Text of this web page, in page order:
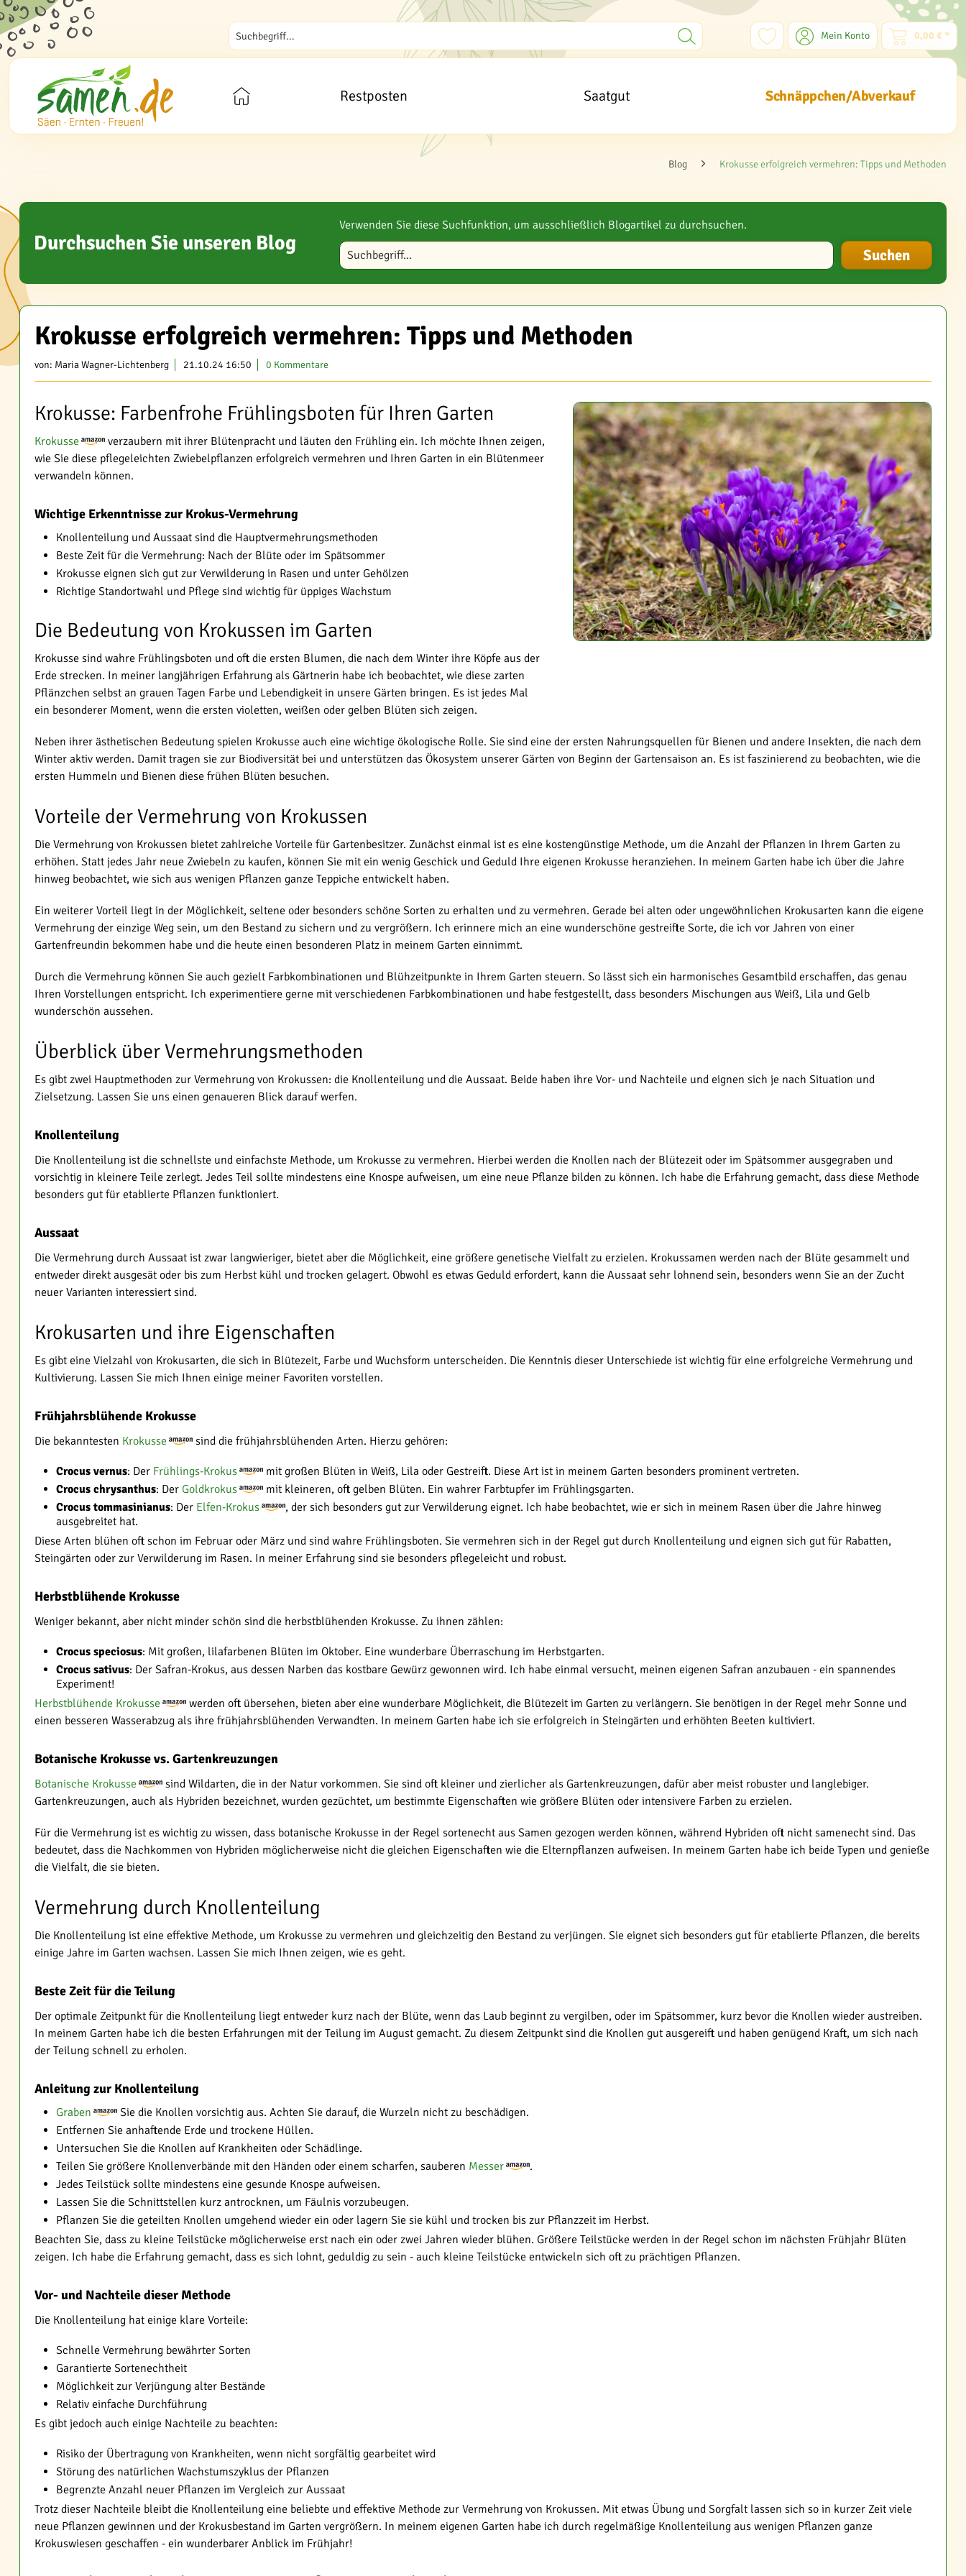
Mein Konto 0,00 € *
Restposten Saatgut Schnäppchen/Abverkauf
Blog Krokusse erfolgreich vermehren: Tipps und Methoden
Durchsuchen Sie unseren Blog
Verwenden Sie diese Suchfunktion, um ausschließlich Blogartikel zu durchsuchen.
Blog durchsuchen
Krokusse erfolgreich vermehren: Tipps und Methoden
von: Maria Wagner-Lichtenberg 21.10.24 16:50 0 Kommentare
Krokusse: Farbenfrohe Frühlingsboten für Ihren Garten
Krokusse
verzaubern mit ihrer Blütenpracht und läuten den Frühling ein. Ich möchte Ihnen zeigen,
wie Sie diese pflegeleichten Zwiebelpflanzen erfolgreich vermehren und Ihren Garten in ein Blütenmeer
verwandeln können.
Wichtige Erkenntnisse zur Krokus-Vermehrung
Knollenteilung und Aussaat sind die Hauptvermehrungsmethoden
Beste Zeit für die Vermehrung: Nach der Blüte oder im Spätsommer
Krokusse eignen sich gut zur Verwilderung in Rasen und unter Gehölzen
Richtige Standortwahl und Pflege sind wichtig für üppiges Wachstum
Die Bedeutung von Krokussen im Garten
Krokusse sind wahre Frühlingsboten und oft die ersten Blumen, die nach dem Winter ihre Köpfe aus der
Erde strecken. In meiner langjährigen Erfahrung als Gärtnerin habe ich beobachtet, wie diese zarten
Pflänzchen selbst an grauen Tagen Farbe und Lebendigkeit in unsere Gärten bringen. Es ist jedes Mal
ein besonderer Moment, wenn die ersten violetten, weißen oder gelben Blüten sich zeigen.
Neben ihrer ästhetischen Bedeutung spielen Krokusse auch eine wichtige ökologische Rolle. Sie sind eine der ersten Nahrungsquellen für Bienen und andere Insekten, die nach dem
Winter aktiv werden. Damit tragen sie zur Biodiversität bei und unterstützen das Ökosystem unserer Gärten von Beginn der Gartensaison an. Es ist faszinierend zu beobachten, wie die
ersten Hummeln und Bienen diese frühen Blüten besuchen.
Vorteile der Vermehrung von Krokussen
Die Vermehrung von Krokussen bietet zahlreiche Vorteile für Gartenbesitzer. Zunächst einmal ist es eine kostengünstige Methode, um die Anzahl der Pflanzen in Ihrem Garten zu
erhöhen. Statt jedes Jahr neue Zwiebeln zu kaufen, können Sie mit ein wenig Geschick und Geduld Ihre eigenen Krokusse heranziehen. In meinem Garten habe ich über die Jahre
hinweg beobachtet, wie sich aus wenigen Pflanzen ganze Teppiche entwickelt haben.
Ein weiterer Vorteil liegt in der Möglichkeit, seltene oder besonders schöne Sorten zu erhalten und zu vermehren. Gerade bei alten oder ungewöhnlichen Krokusarten kann die eigene
Vermehrung der einzige Weg sein, um den Bestand zu sichern und zu vergrößern. Ich erinnere mich an eine wunderschöne gestreifte Sorte, die ich vor Jahren von einer
Gartenfreundin bekommen habe und die heute einen besonderen Platz in meinem Garten einnimmt.
Durch die Vermehrung können Sie auch gezielt Farbkombinationen und Blühzeitpunkte in Ihrem Garten steuern. So lässt sich ein harmonisches Gesamtbild erschaffen, das genau
Ihren Vorstellungen entspricht. Ich experimentiere gerne mit verschiedenen Farbkombinationen und habe festgestellt, dass besonders Mischungen aus Weiß, Lila und Gelb
wunderschön aussehen.
Überblick über Vermehrungsmethoden
Es gibt zwei Hauptmethoden zur Vermehrung von Krokussen: die Knollenteilung und die Aussaat. Beide haben ihre Vor- und Nachteile und eignen sich je nach Situation und
Zielsetzung. Lassen Sie uns einen genaueren Blick darauf werfen.
Knollenteilung
Die Knollenteilung ist die schnellste und einfachste Methode, um Krokusse zu vermehren. Hierbei werden die Knollen nach der Blütezeit oder im Spätsommer ausgegraben und
vorsichtig in kleinere Teile zerlegt. Jedes Teil sollte mindestens eine Knospe aufweisen, um eine neue Pflanze bilden zu können. Ich habe die Erfahrung gemacht, dass diese Methode
besonders gut für etablierte Pflanzen funktioniert.
Aussaat
Die Vermehrung durch Aussaat ist zwar langwieriger, bietet aber die Möglichkeit, eine größere genetische Vielfalt zu erzielen. Krokussamen werden nach der Blüte gesammelt und
entweder direkt ausgesät oder bis zum Herbst kühl und trocken gelagert. Obwohl es etwas Geduld erfordert, kann die Aussaat sehr lohnend sein, besonders wenn Sie an der Zucht
neuer Varianten interessiert sind.
Krokusarten und ihre Eigenschaften
Es gibt eine Vielzahl von Krokusarten, die sich in Blütezeit, Farbe und Wuchsform unterscheiden. Die Kenntnis dieser Unterschiede ist wichtig für eine erfolgreiche Vermehrung und
Kultivierung. Lassen Sie mich Ihnen einige meiner Favoriten vorstellen.
Frühjahrsblühende Krokusse
Die bekanntesten Krokusse sind die frühjahrsblühenden Arten. Hierzu gehören:
Crocus vernus: Der Frühlings-Krokus
mit großen Blüten in Weiß, Lila oder Gestreift. Diese Art ist in meinem Garten besonders prominent vertreten.
Crocus chrysanthus: Der Goldkrokus
mit kleineren, oft gelben Blüten. Ein wahrer Farbtupfer im Frühlingsgarten.
Crocus tommasinianus: Der Elfen-Krokus
, der sich besonders gut zur Verwilderung eignet. Ich habe beobachtet, wie er sich in meinem Rasen über die Jahre hinweg
ausgebreitet hat.
Diese Arten blühen oft schon im Februar oder März und sind wahre Frühlingsboten. Sie vermehren sich in der Regel gut durch Knollenteilung und eignen sich gut für Rabatten,
Steingärten oder zur Verwilderung im Rasen. In meiner Erfahrung sind sie besonders pflegeleicht und robust.
Herbstblühende Krokusse
Weniger bekannt, aber nicht minder schön sind die herbstblühenden Krokusse. Zu ihnen zählen:
Crocus speciosus: Mit großen, lilafarbenen Blüten im Oktober. Eine wunderbare Überraschung im Herbstgarten.
Crocus sativus: Der Safran-Krokus, aus dessen Narben das kostbare Gewürz gewonnen wird. Ich habe einmal versucht, meinen eigenen Safran anzubauen - ein spannendes
Experiment!
Herbstblühende Krokusse
werden oft übersehen, bieten aber eine wunderbare Möglichkeit, die Blütezeit im Garten zu verlängern. Sie benötigen in der Regel mehr Sonne und
einen besseren Wasserabzug als ihre frühjahrsblühenden Verwandten. In meinem Garten habe ich sie erfolgreich in Steingärten und erhöhten Beeten kultiviert.
Botanische Krokusse vs. Gartenkreuzungen
Botanische Krokusse
sind Wildarten, die in der Natur vorkommen. Sie sind oft kleiner und zierlicher als Gartenkreuzungen, dafür aber meist robuster und langlebiger.
Gartenkreuzungen, auch als Hybriden bezeichnet, wurden gezüchtet, um bestimmte Eigenschaften wie größere Blüten oder intensivere Farben zu erzielen.
Für die Vermehrung ist es wichtig zu wissen, dass botanische Krokusse in der Regel sortenecht aus Samen gezogen werden können, während Hybriden oft nicht samenecht sind. Das
bedeutet, dass die Nachkommen von Hybriden möglicherweise nicht die gleichen Eigenschaften wie die Elternpflanzen aufweisen. In meinem Garten habe ich beide Typen und genieße
die Vielfalt, die sie bieten.
Vermehrung durch Knollenteilung
Die Knollenteilung ist eine effektive Methode, um Krokusse zu vermehren und gleichzeitig den Bestand zu verjüngen. Sie eignet sich besonders gut für etablierte Pflanzen, die bereits
einige Jahre im Garten wachsen. Lassen Sie mich Ihnen zeigen, wie es geht.
Beste Zeit für die Teilung
Der optimale Zeitpunkt für die Knollenteilung liegt entweder kurz nach der Blüte, wenn das Laub beginnt zu vergilben, oder im Spätsommer, kurz bevor die Knollen wieder austreiben.
In meinem Garten habe ich die besten Erfahrungen mit der Teilung im August gemacht. Zu diesem Zeitpunkt sind die Knollen gut ausgereift und haben genügend Kraft, um sich nach
der Teilung schnell zu erholen.
Anleitung zur Knollenteilung
Graben
Sie die Knollen vorsichtig aus. Achten Sie darauf, die Wurzeln nicht zu beschädigen.
Entfernen Sie anhaftende Erde und trockene Hüllen.
Untersuchen Sie die Knollen auf Krankheiten oder Schädlinge.
Teilen Sie größere Knollenverbände mit den Händen oder einem scharfen, sauberen Messer
.
Jedes Teilstück sollte mindestens eine gesunde Knospe aufweisen.
Lassen Sie die Schnittstellen kurz antrocknen, um Fäulnis vorzubeugen.
Pflanzen Sie die geteilten Knollen umgehend wieder ein oder lagern Sie sie kühl und trocken bis zur Pflanzzeit im Herbst.
Beachten Sie, dass zu kleine Teilstücke möglicherweise erst nach ein oder zwei Jahren wieder blühen. Größere Teilstücke werden in der Regel schon im nächsten Frühjahr Blüten
zeigen. Ich habe die Erfahrung gemacht, dass es sich lohnt, geduldig zu sein - auch kleine Teilstücke entwickeln sich oft zu prächtigen Pflanzen.
Vor- und Nachteile dieser Methode
Die Knollenteilung hat einige klare Vorteile:
Schnelle Vermehrung bewährter Sorten
Garantierte Sortenechtheit
Möglichkeit zur Verjüngung alter Bestände
Relativ einfache Durchführung
Es gibt jedoch auch einige Nachteile zu beachten:
Risiko der Übertragung von Krankheiten, wenn nicht sorgfältig gearbeitet wird
Störung des natürlichen Wachstumszyklus der Pflanzen
Begrenzte Anzahl neuer Pflanzen im Vergleich zur Aussaat
Trotz dieser Nachteile bleibt die Knollenteilung eine beliebte und effektive Methode zur Vermehrung von Krokussen. Mit etwas Übung und Sorgfalt lassen sich so in kurzer Zeit viele
neue Pflanzen gewinnen und der Krokusbestand im Garten vergrößern. In meinem eigenen Garten habe ich durch regelmäßige Knollenteilung aus wenigen Pflanzen ganze
Krokuswiesen geschaffen - ein wunderbarer Anblick im Frühjahr!